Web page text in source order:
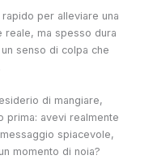
per alleviare una
reale, ma spesso dura
senso di colpa che
di mangiare,
prima: avevi realmente
spiacevole,
momento di noia?